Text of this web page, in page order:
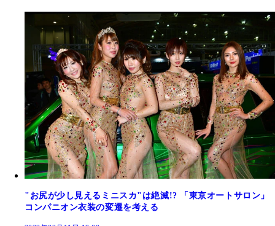
"お尻が少し見えるミニスカ"は絶滅!? 「東京オートサロン」
コンパニオン衣装の変遷を考える